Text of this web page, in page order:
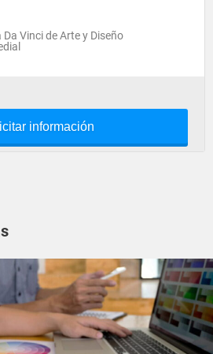
Da Vinci de Arte y Diseño
información